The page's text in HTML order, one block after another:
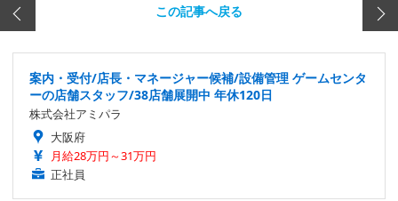
この記事へ戻る
案内・受付/店長・マネージャー候補/設備管理 ゲームセンタ
ーの店舗スタッフ/38店舗展開中 年休120日
株式会社アミパラ
大阪府
月給28万円～31万円
正社員